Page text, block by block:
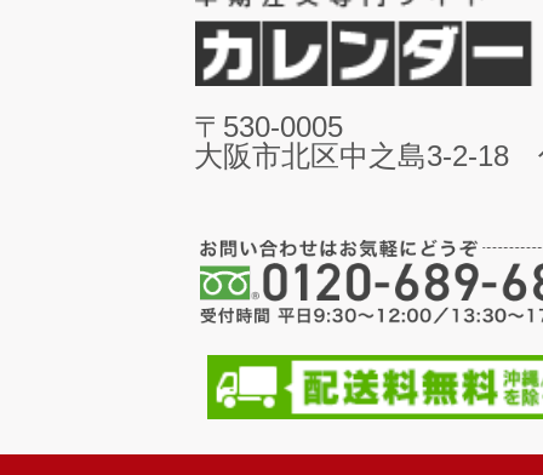
〒530-0005
大阪市北区中之島3-2-18